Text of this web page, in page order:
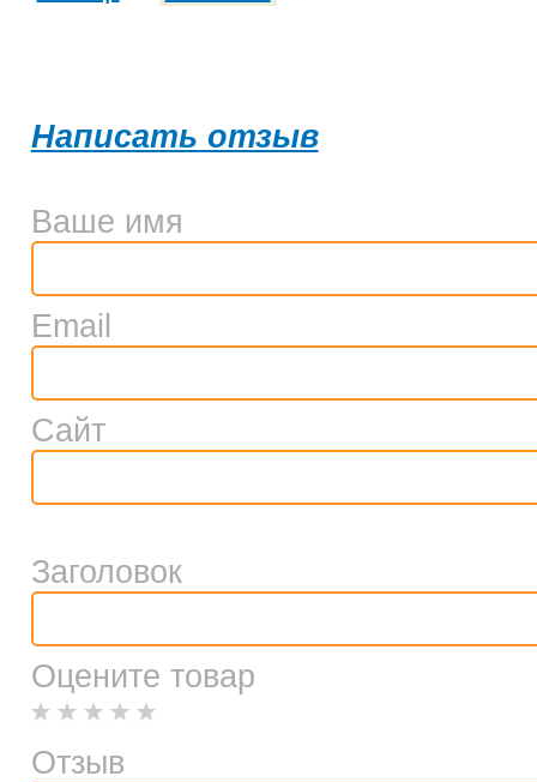
Написать отзыв
Ваше имя
Email
Сайт
Заголовок
Оцените товар
Отзыв